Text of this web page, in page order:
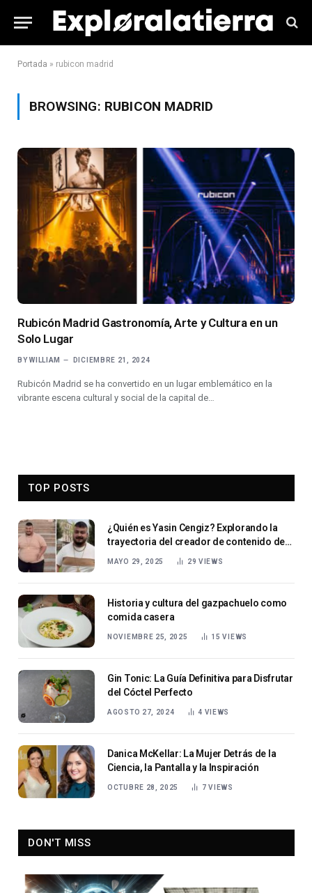
Portada » rubicon madrid
BROWSING: RUBICON MADRID
Rubicón Madrid Gastronomía, Arte y Cultura en un
Solo Lugar
BY WILLIAM DICIEMBRE 21, 2024
Rubicón Madrid se ha convertido en un lugar emblemático en la
vibrante escena cultural y social de la capital de…
TOP POSTS
¿Quién es Yasin Cengiz? Explorando la
trayectoria del creador de contenido de
MAYO 29, 2025 29 VIEWS
Historia y cultura del gazpachuelo como
comida casera
NOVIEMBRE 25, 2025 15VIEWS
Gin Tonic: La Guía Definitiva para Disfrutar
del Cóctel Perfecto
AGOSTO 27, 2024 4 VIEWS
Danica McKellar: La Mujer Detrás de la
Ciencia, la Pantalla y la Inspiración
OCTUBRE 28, 2025 7VIEWS
DON'T MISS